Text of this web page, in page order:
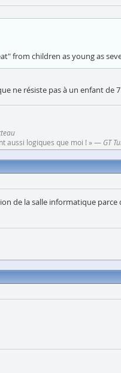
from children as young as
ne résiste pas à un enfant
aussi logiques que moi ! » — GT
de la salle informatique